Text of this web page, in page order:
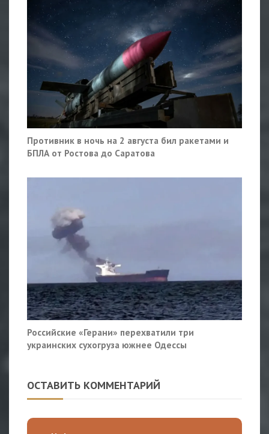
Противник в ночь на 2 августа бил ракетами и
БПЛА от Ростова до Саратова
Российские «Герани» перехватили три
украинских сухогруза южнее Одессы
ОСТАВИТЬ КОММЕНТАРИЙ